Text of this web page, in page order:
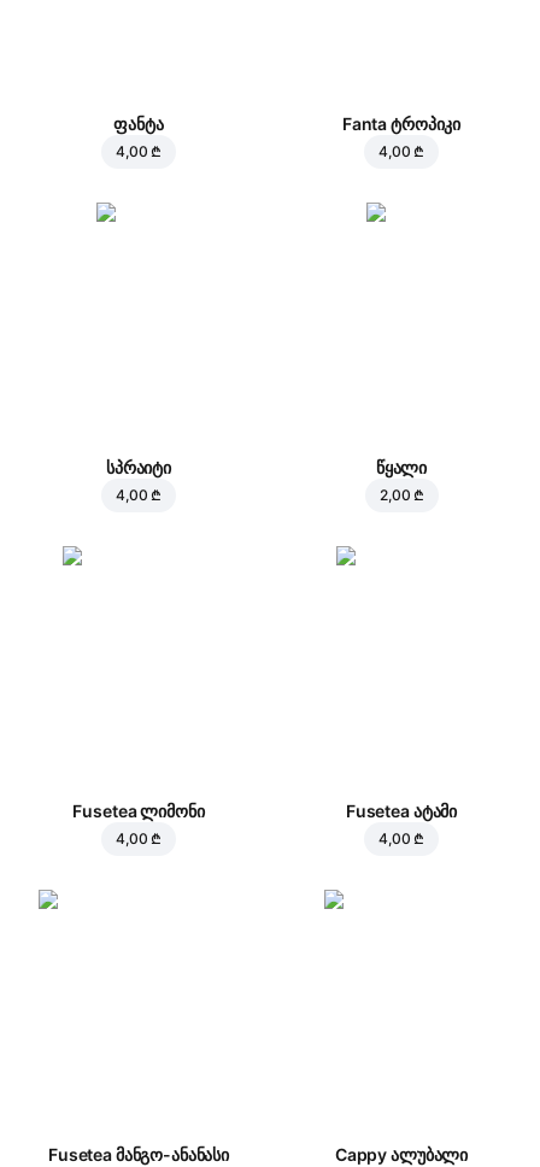
ფანტა
4,00 ₾
Fanta ტროპიკი
4,00 ₾
სპრაიტი
4,00 ₾
წყალი
2,00 ₾
Fusetea ლიმონი
4,00 ₾
Fusetea ატამი
4,00 ₾
Fusetea მანგო-ანანასი Cappy ალუბალი